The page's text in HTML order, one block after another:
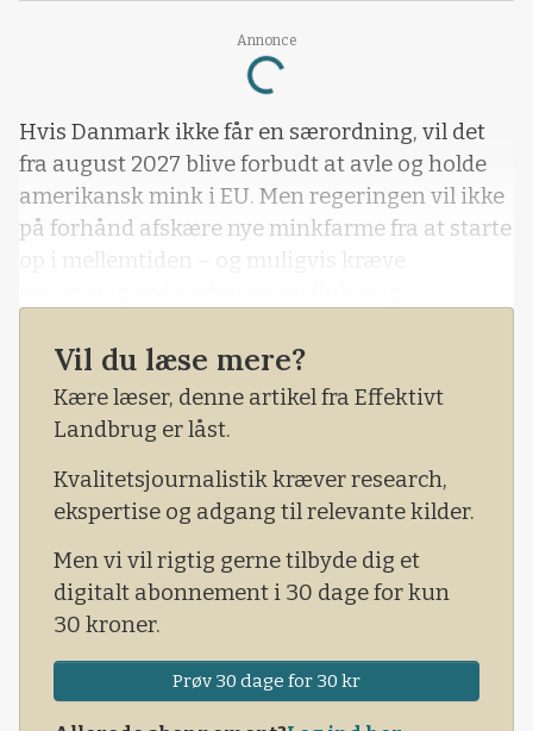
Annonce
Loading...
Hvis Danmark ikke får en særordning, vil det
fra august 2027 blive forbudt at avle og holde
amerikansk mink i EU. Men regeringen vil ikke
på forhånd afskære nye minkfarme fra at starte
op i mellemtiden – og muligvis kræve
Vil du læse mere?
Kære læser, denne artikel fra Effektivt
Landbrug er låst.
Kvalitetsjournalistik kræver research,
ekspertise og adgang til relevante kilder.
Men vi vil rigtig gerne tilbyde dig et
digitalt abonnement i 30 dage for kun
30 kroner.
Prøv 30 dage for 30 kr